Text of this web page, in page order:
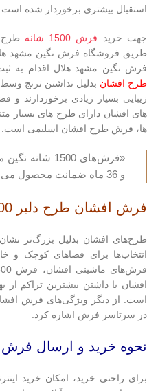
استقبال بیشتری برخوردار شده است.
جهت خرید فرش 1500 شانه
طرح
طریق فروشگاه فرش نگین مشهد
فرش نگین مشهد هلال اقدام به
طرح افشان بدلیل نداشتن ترنج
زیبایی بسیار زیادی برخوردارند
های افشان دارای طرح های بسیار
ها، فرش طرح افشان اسلیمی است.
«فرش‌های 1500
و 36 ماه ضمانت محصول می‌باشند.»
فرش افشان طرح دلبر 1500 شانه
طرح‌های افشان بدلیل بزرگ‌تر
انتخاب‌ها برای فضاهای کوچک و
افشان با داشتن بیشترین تراکم
است. از دیگر ویژگی‌های فرش
در سرتاسر فرش اشاره کرد.
نحوه خرید و ارسال فرش
برای راحتی خرید، امکان خرید